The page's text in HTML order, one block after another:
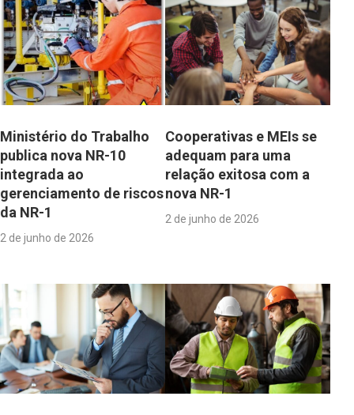
Ministério do Trabalho
publica nova NR-10
integrada ao
gerenciamento de riscos
da NR-1
2 de junho de 2026
Cooperativas e MEIs se
adequam para uma
relação exitosa com a
nova NR-1
2 de junho de 2026